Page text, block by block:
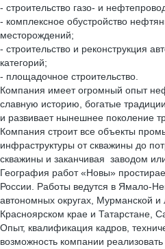
- строительство газо- и
- комплексное обустройство
месторождений;
- строительство и реконструкция
категорий;
- площадочное строительство.
Компания имеет огромный опыт
славную историю, богатые
и развивает нынешнее поколение
Компания строит все объекты
инфраструктуры от скважины до
скважины и заканчивая заводом
География работ «Новы»
России. Работы ведутся в Ямало-
автономных округах, Мурманской и
Красноярском крае и Татарстане,
Опыт, квалификация кадров,
возможность компании